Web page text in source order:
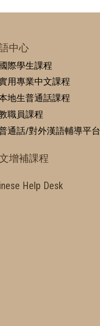
中心
際學生課程
用專業中文課程
地生普通話課程
職員課程
通話/對外漢語輔導平台
增補課程
Help Desk